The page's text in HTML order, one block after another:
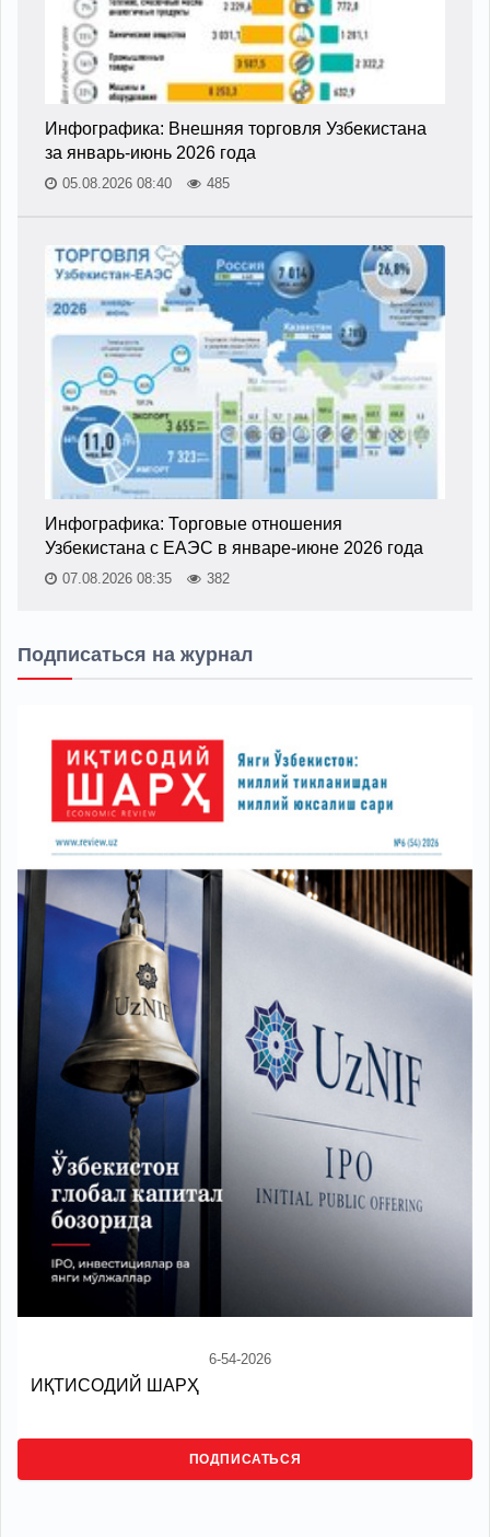
Инфографика: Внешняя торговля Узбекистана
за январь-июнь 2026 года
05.08.2026 08:40 485
Инфографика: Торговые отношения
Узбекистана с ЕАЭС в январе-июне 2026 года
07.08.2026 08:35 382
Подписаться на журнал
6-54-2026
ИҚТИСОДИЙ ШАРҲ
ПОДПИСАТЬСЯ